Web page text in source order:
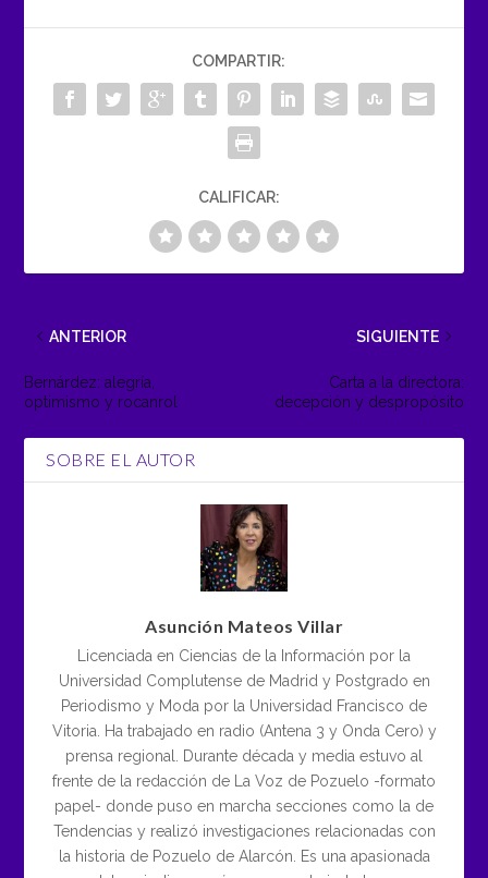
COMPARTIR:
CALIFICAR:
ANTERIOR
Bernárdez: alegría,
optimismo y rocanrol
SIGUIENTE
Carta a la directora:
decepción y despropósito
SOBRE EL AUTOR
Asunción Mateos Villar
Licenciada en Ciencias de la Información por la
Universidad Complutense de Madrid y Postgrado en
Periodismo y Moda por la Universidad Francisco de
Vitoria. Ha trabajado en radio (Antena 3 y Onda Cero) y
prensa regional. Durante década y media estuvo al
frente de la redacción de La Voz de Pozuelo -formato
papel- donde puso en marcha secciones como la de
Tendencias y realizó investigaciones relacionadas con
la historia de Pozuelo de Alarcón. Es una apasionada